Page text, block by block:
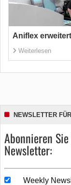
Aniflex
Weiterlesen
NEWSLETTER
Abonnieren
Newsletter:
Weekly